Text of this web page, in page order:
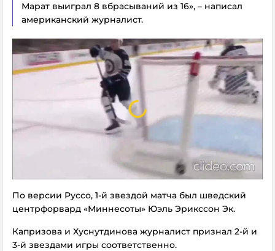
Марат выиграл 8 вбрасываний из 16», – написал
американский журналист.
По версии Руссо, 1-й звездой матча был шведский
центрфорвард «Миннесоты» Юэль Эрикссон Эк.
Капризова и Хуснутдинова журналист признал 2-й и
3-й звездами игры соответственно.